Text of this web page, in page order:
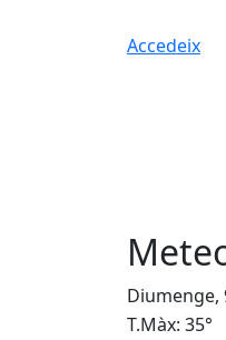
Accedeix
Diumenge,
T.Màx: 35°